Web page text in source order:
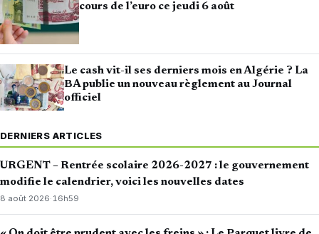
cours de l’euro ce jeudi 6 août
Le cash vit-il ses derniers mois en Algérie ? La
BA publie un nouveau règlement au Journal
officiel
DERNIERS ARTICLES
URGENT – Rentrée scolaire 2026-2027 : le gouvernement
modifie le calendrier, voici les nouvelles dates
8 août 2026·16h59